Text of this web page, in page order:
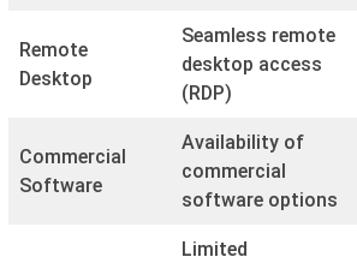
Remote
Desktop
Seamless remote
desktop access
(RDP)
Commercial
Software
Availability of
commercial
software options
Limited